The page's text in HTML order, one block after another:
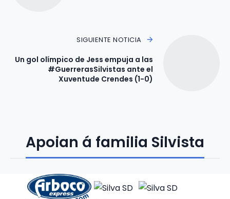
SIGUIENTE NOTICIA
Un gol olímpico de Jess empuja a las
#GuerrerasSilvistas ante el
Xuventude Crendes (1-0)
Apoian á familia Silvista